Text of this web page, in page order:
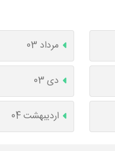
مرداد 03
دی 03
اردیبهشت 04